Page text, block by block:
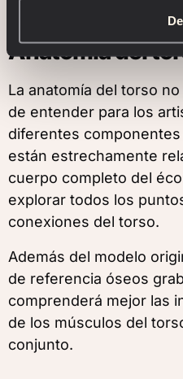
Anatomía del
La anatomía del torso
de entender para los
diferentes
están estrechamente
cuerpo completo del
explorar todos los
conexiones del torso.
Además del modelo
de referencia óseos
comprenderá mejor las
de los músculos del
conjunto.